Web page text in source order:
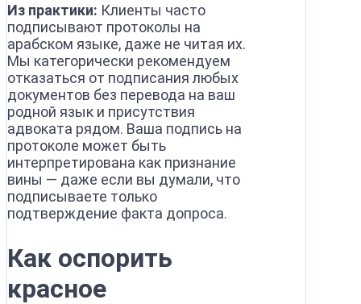
Из практики: Клиенты часто
подписывают протоколы на
арабском языке, даже не читая их.
Мы категорически рекомендуем
отказаться от подписания любых
документов без перевода на ваш
родной язык и присутствия
адвоката рядом. Ваша подпись на
протоколе может быть
интерпретирована как признание
вины — даже если вы думали, что
подписываете только
подтверждение факта допроса.
Как оспорить
красное